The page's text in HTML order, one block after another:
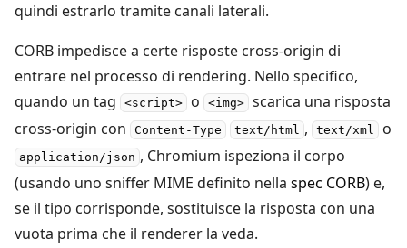
quindi estrarlo tramite canali laterali.
CORB impedisce a certe risposte cross-origin di
entrare nel processo di rendering. Nello specifico,
quando un tag
<script> o <img> scarica una risposta
cross-origin con
Content-Type text/html , text/xml o
application/json , Chromium ispeziona il corpo
(usando uno sniffer MIME definito nella spec CORB) e,
se il tipo corrisponde, sostituisce la risposta con una
vuota prima che il renderer la veda.